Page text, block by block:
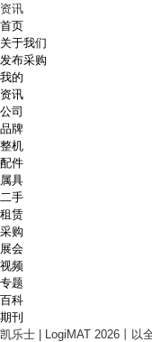
资讯
首页
关于我们
发布采购
我的
资讯
公司
品牌
整机
配件
属具
二手
租赁
采购
展会
视频
专题
百科
期刊
凯乐士 | LogiMAT 2026丨以